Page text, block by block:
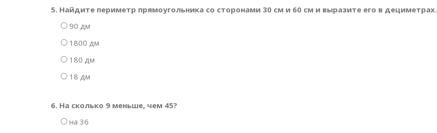
5. Найдите периметр прямоугольника со сторонами 30 см и 60 см и выразите его в дециметрах.
90 дм
1800 дм
180 дм
18 дм
6. На сколько 9 меньше, чем 45?
на 36